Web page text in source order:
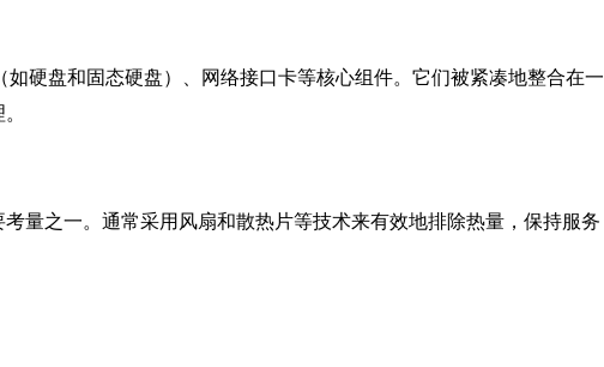
硬盘和固态硬盘）、网络接口卡等核心组件。它们被紧凑地整合在一
量之一。通常采用风扇和散热片等技术来有效地排除热量，保持服务